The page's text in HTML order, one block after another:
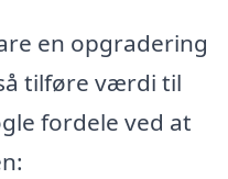
en opgradering
tilføre værdi til
fordele ved at